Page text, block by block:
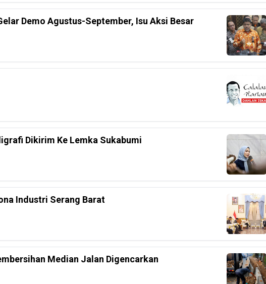
Demo Agustus-September, Isu Aksi Besar
Dikirim Ke Lemka Sukabumi
Industri Serang Barat
Median Jalan Digencarkan